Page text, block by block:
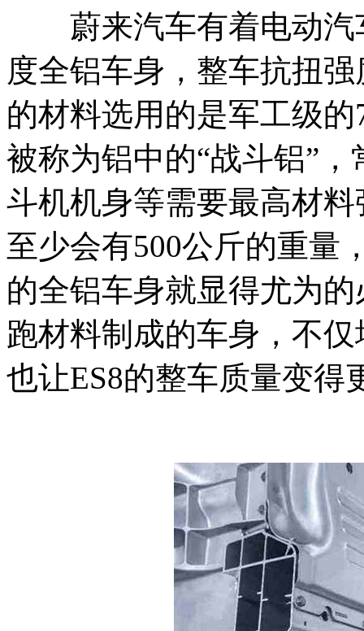
蔚来汽车有着电动汽
度全铝车身，整车抗扭
的材料选用的是军工级
被称为铝中的“战斗铝”
斗机机身等需要最高材
至少会有500公斤的重量
的全铝车身就显得尤为
跑材料制成的车身，不
也让ES8的整车质量变得